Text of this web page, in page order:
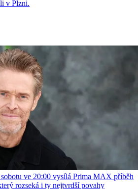
v Plzni.
ve 20:00 vysílá Prima MAX příběh
rozseká i ty nejtvrdší povahy